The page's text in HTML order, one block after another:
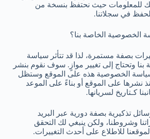
للمعلومات حيث نحتفظ بنسخة من
للحفظ في سجلاتنا.
الخصوصية الخاصة بنا؟
بصفة مستمرة، لذا قد تتأثر سياسة
بنا وتحتاج إلى تغيير موازٍ. سوف نقوم بنشر
الخصوصية هذه على الموقع وستظل
نشرها على الموقع أو بناءً على الموعد
كـتاريخ لسريانها.
تذكيرية بصفة دورية عبر البريد
وشروطنا، ولكن ينبغي لك التحقق
للاطلاع على أحدث التغييرات.